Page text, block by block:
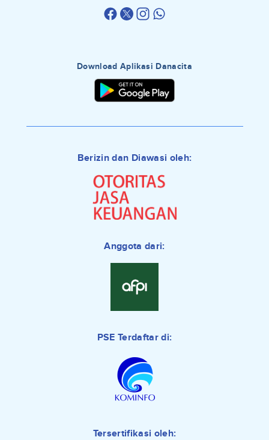
Download Aplikasi Danacita
Berizin dan Diawasi oleh:
Anggota dari:
PSE Terdaftar di:
Tersertifikasi oleh: